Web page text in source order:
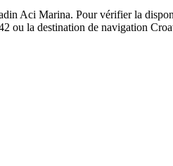
Aci Marina. Pour vérifier la
ou la destination de navigation